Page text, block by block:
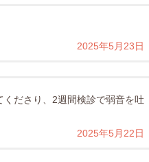
2025年5月23日
ださり、2週間検診で弱音を吐
2025年5月22日